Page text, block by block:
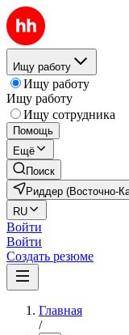
Ищу работу
Ищу работу
Ищу работу
Ищу сотрудника
Помощь
Ещё
Поиск
Риддер (Восточно-
RU
Войти
Войти
Создать резюме
Главная
/